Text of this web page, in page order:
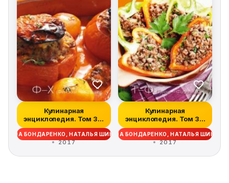
Кулинарная
энциклопедия. Том 38.
Ф – Х (Финокки –...
БОНДАРЕНКО, НАТАЛЬЯ ШИНКАРЁВА
2017
Кулинарная
энциклопедия. Том 37.
Т – Ф (Тунец – Фа...
НАДЕЖДА БОНДАРЕНКО, НАТАЛЬЯ
2017